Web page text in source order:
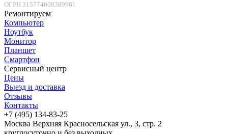
ОГРН 315774600389961
Ремонтируем
Компьютер
Ноутбук
Монитор
Планшет
Смартфон
Сервисный центр
Цены
Выезд и доставка
Отзывы
Контакты
+7 (495) 134-83-25
Москва Верхняя Красносельская ул., 3, стр. 2